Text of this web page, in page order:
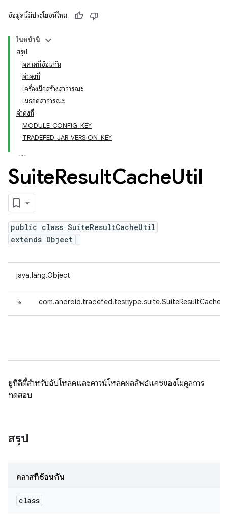
ข้อมูลนี้มีประโยชน์ไหม
ในหน้านี้
สรุป
คลาสที่ซ้อนกัน
ค่าคงที่
เครื่องมือสร้างสาธารณะ
เมธอดสาธารณะ
ค่าคงที่
MODULE_CONFIG_KEY
TRADEFED_JAR_VERSION_KEY
SuiteResultCacheUtil
public class SuiteResultCacheUtil
extends Object
java.lang.Object
↳
ยูทิลิตี้สำหรับอัปโหลดและดาวน์โหลดผลลัพธ์แคชของโมดูลการ
ทดสอบ
สรุป
คลาสที่ซ้อนกัน
class